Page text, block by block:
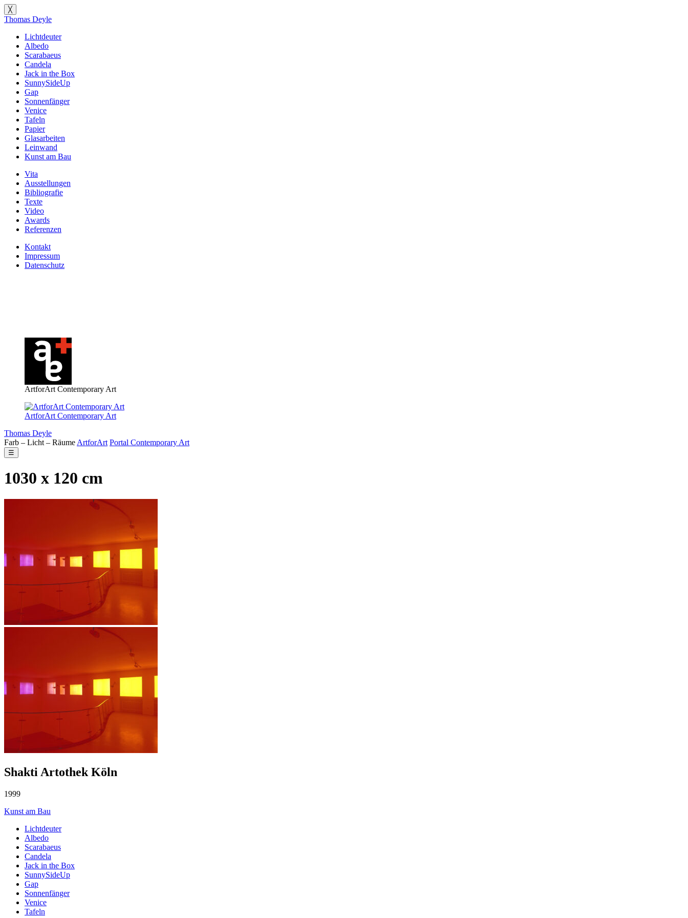
╳
Thomas Deyle
Lichtdeuter
Albedo
Scarabaeus
Candela
Jack in the Box
SunnySideUp
Gap
Sonnenfänger
Venice
Tafeln
Papier
Glasarbeiten
Leinwand
Kunst am Bau
Vita
Ausstellungen
Bibliografie
Texte
Video
Awards
Referenzen
Kontakt
Impressum
Datenschutz
ArtforArt Contemporary Art
ArtforArt Contemporary Art
Thomas Deyle
Farb – Licht – Räume ArtforArt Portal Contemporary Art
☰
1030 x 120 cm
Shakti Artothek Köln
1999
Kunst am Bau
Lichtdeuter
Albedo
Scarabaeus
Candela
Jack in the Box
SunnySideUp
Gap
Sonnenfänger
Venice
Tafeln